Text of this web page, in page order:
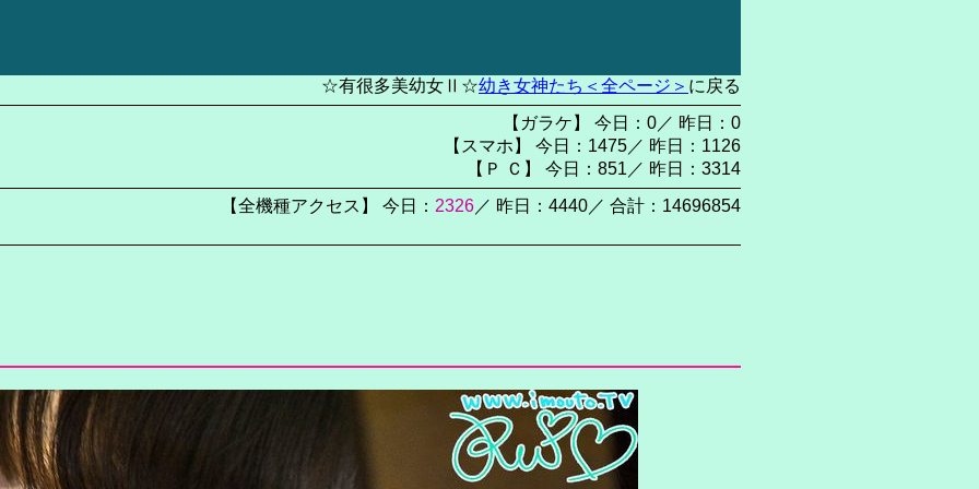
☆有很多美幼女Ⅱ☆幼き女神たち＜全ページ＞ に戻る
【ガラケ】 今日：0／ 昨日：0
【スマホ】 今日：1475／ 昨日：1126
【Ｐ Ｃ】 今日：851／ 昨日：3314
【全機種アクセス】 今日： 2326／ 昨日：4440／ 合計：14696854